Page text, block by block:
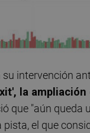
intervención
la
que "aún
el que